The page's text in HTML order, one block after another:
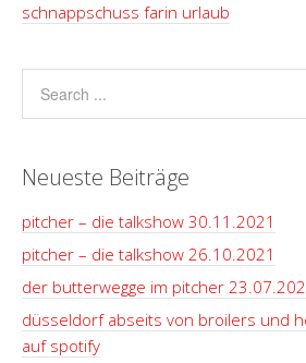
schnappschuss farin urlaub
Neueste Beiträge
pitcher – die talkshow 30.11.2021
pitcher – die talkshow 26.10.2021
der butterwegge im pitcher
düsseldorf abseits von broilers und
auf spotify